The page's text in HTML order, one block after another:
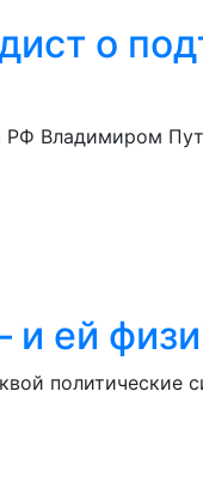
о
Владимиром
и ей
политические